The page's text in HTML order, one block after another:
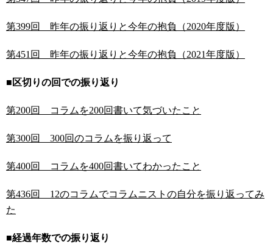
第399回 昨年の振り返りと今年の抱負（2020年度版）
第451回 昨年の振り返りと今年の抱負（2021年度版）
■区切りの回での振り返り
第200回 コラムを200回書いて気づいたこと
第300回 300回のコラムを振り返って
第400回 コラムを400回書いてわかったこと
第436回 12のコラムでコラムニストの自分を振り返ってみ
た
■経過年数での振り返り